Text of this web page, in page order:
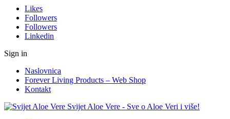
Likes
Followers
Followers
Linkedin
Sign in
Naslovnica
Forever Living Products – Web Shop
Kontakt
Svijet Aloe Vere - Sve o Aloe Veri i više!